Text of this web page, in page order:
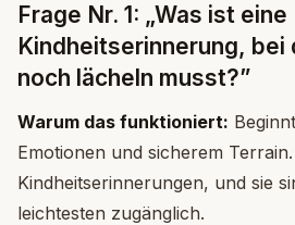
Frage Nr. 1: „Was ist eine
Kindheitserinnerung, bei
noch lächeln musst?”
Warum das funktioniert:
Emotionen und sicherem
Kindheitserinnerungen, und sie
leichtesten zugänglich.